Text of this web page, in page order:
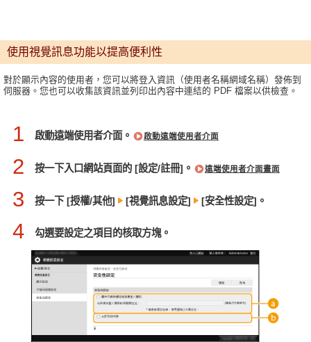
使用視覺訊息功能以提高便利性
對於顯示內容的使用者，您可以將登入資訊（使用者名稱網域名稱）發佈到
伺服器。您也可以收集該資訊並列印出內容中連結的 PDF 檔案以供檢查。
1 啟動遠端使用者介面。 啟動遠端使用者介面
2 按一下入口網站頁面的 [設定/註冊]。 遠端使用者介面畫面
3 按一下 [授權/其他] [視覺訊息設定] [安全性設定]。
4 勾選要設定之項目的核取方塊。